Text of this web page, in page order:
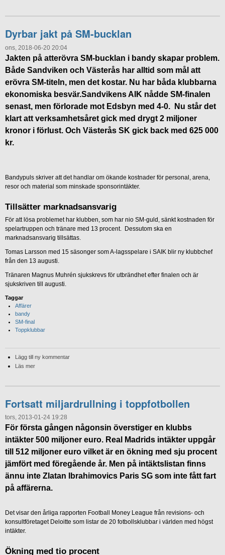
Dyrbar jakt på SM-bucklan
ons, 2018-06-20 20:04
Jakten på atterövra SM-bucklan i bandy skapar problem.
Både Sandviken och Västerås har alltid som mål att
erövra SM-titeln, men det kostar. Nu har båda klubbarna
ekonomiska besvär.Sandvikens AIK nådde SM-finalen
senast, men förlorade mot Edsbyn med 4-0. Nu står det
klart att verksamhetsåret gick med drygt 2 miljoner
kronor i förlust. Och Västerås SK gick back med 625 000
kr.
Bandypuls skriver att det handlar om ökande kostnader för personal, arena,
resor och material som minskade sponsorintäkter.
Tillsätter marknadsansvarig
För att lösa problemet har klubben, som har nio SM-guld, sänkt kostnaden för
spelartruppen och tränare med 13 procent. Dessutom ska en
marknadsansvarig tillsättas.
Tomas Larsson med 15 säsonger som A-lagsspelare i SAIK blir ny klubbchef
från den 13 augusti.
Tränaren Magnus Muhrén sjukskrevs för utbrändhet efter finalen och är
sjukskriven till augusti.
Taggar
Affärer
bandy
SM-final
Toppklubbar
Lägg till ny kommentar
Läs mer
Fortsatt miljardrullning i toppfotbollen
tors, 2013-01-24 19:28
För första gången någonsin överstiger en klubbs
intäkter 500 miljoner euro. Real Madrids intäkter uppgår
till 512 miljoner euro vilket är en ökning med sju procent
jämfört med föregående år. Men på intäktslistan finns
ännu inte Zlatan Ibrahimovics Paris SG som inte fått fart
på affärerna.
Det visar den årliga rapporten Football Money League från revisions- och
konsultföretaget Deloitte som listar de 20 fotbollsklubbar i världen med högst
intäkter.
Ökning med tio procent